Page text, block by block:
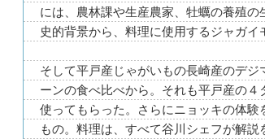
には、農林課や生産農家、牡蠣の養殖
史的背景から、料理に使用するジャガイ
そして平戸産じゃがいもの長崎産のデ
ーンの食べ比べから。それも平戸産の
使ってもらった。さらにニョッキの体
もの。料理は、すべて谷川シェフが解説